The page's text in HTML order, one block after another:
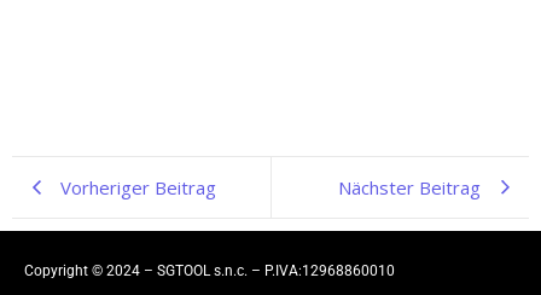
Vorheriger Beitrag Nächster Beitrag
Copyright © 2024 – SGTOOL s.n.c. – P.IVA:12968860010